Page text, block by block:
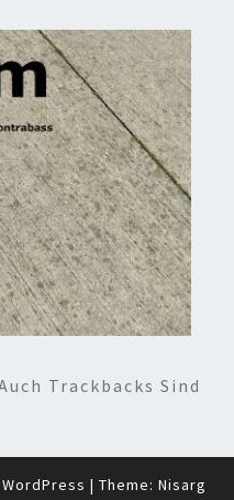
Trackbacks Sind
WordPress | Theme: Nisarg